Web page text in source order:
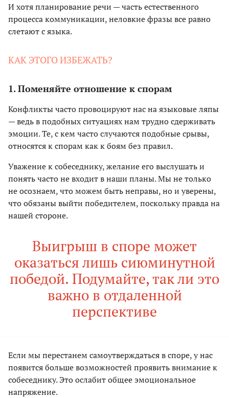
И хотя планирование речи — часть естественного
процесса коммуникации, неловкие фразы все равно
слетают с языка.
КАК ЭТОГО ИЗБЕЖАТЬ?
1. Поменяйте отношение к спорам
Конфликты часто провоцируют нас на языковые ляпы
— ведь в подобных ситуациях нам трудно сдерживать
эмоции. Те, с кем часто случаются подобные срывы,
относятся к спорам как к боям без правил.
Уважение к собеседнику, желание его выслушать и
понять часто не входит в наши планы. Мы не только
не осознаем, что можем быть неправы, но и уверены,
что обязаны выйти победителем, поскольку правда на
нашей стороне.
Выигрыш в споре может
оказаться лишь сиюминутной
победой. Подумайте, так ли это
важно в отдаленной
перспективе
Если мы перестанем самоутверждаться в споре, у нас
появится больше возможностей проявить внимание к
собеседнику. Это ослабит общее эмоциональное
напряжение.